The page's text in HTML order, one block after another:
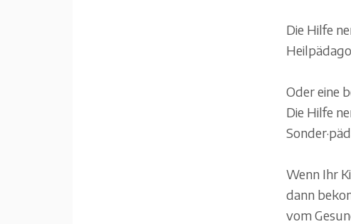
Die Hilfe
Oder eine
Die Hilfe
Wenn Ihr
dann
vom